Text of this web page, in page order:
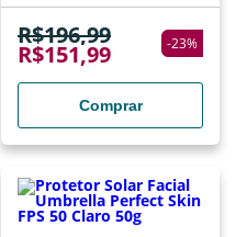
R$196,99
R$151,99 -23%
Comprar